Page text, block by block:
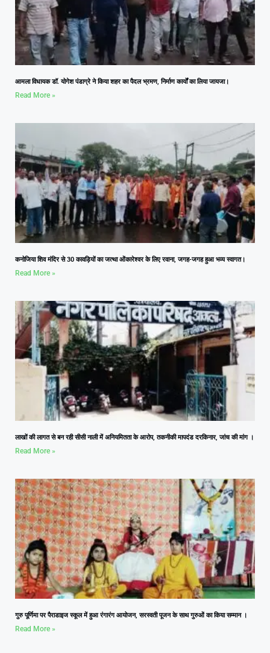
आमला विधायक डॉ. योगेश पंडाग्रे ने किया शहर का पैदल भ्रमण, निर्माण कार्यों का लिया जायजा।
Read More »
कनोजिया शिव मंदिर से 30 कावड़ियों का जत्था ओंकारेश्वर के लिए रवाना, जगह-जगह हुआ भव्य स्वागत।
Read More »
लाखों की लागत से बन रही सीसी नाली में अनियमितता के आरोप, तकनीकी मापदंड दरकिनार, जांच की मांग ।
Read More »
गुरु पूर्णिमा पर पैराडाइज स्कूल में हुआ रंगारंग आयोजन, सरस्वती पूजन के साथ गुरुओं का किया सम्मान ।
Read More »